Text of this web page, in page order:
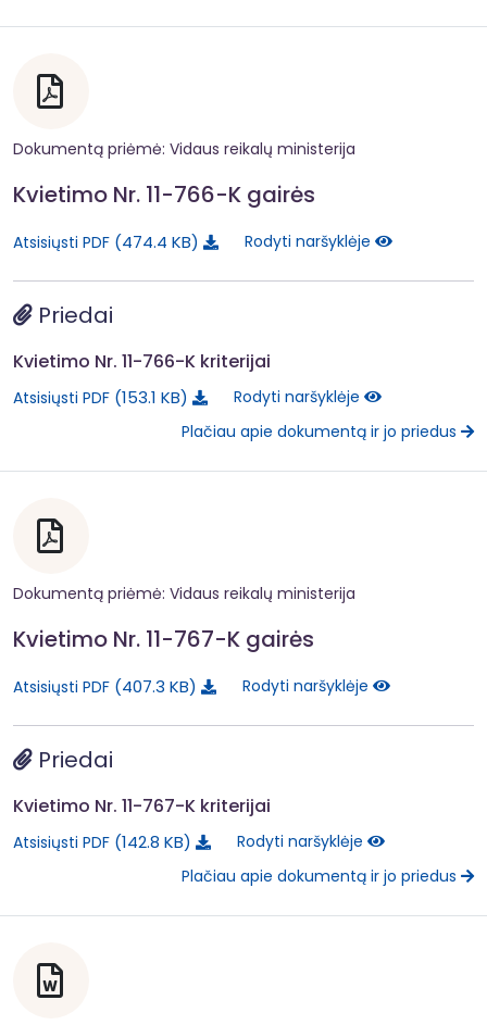
Dokumentą priėmė: Vidaus reikalų ministerija
Kvietimo Nr. 11-766-K gairės
Atsisiųsti PDF 474.4 KB Rodyti naršyklėje
Priedai
Kvietimo Nr. 11-766-K kriterijai
Atsisiųsti PDF 153.1 KB
Rodyti naršyklėje
Plačiau apie dokumentą ir jo priedus
Dokumentą priėmė: Vidaus reikalų ministerija
Kvietimo Nr. 11-767-K gairės
Atsisiųsti PDF 407.3 KB Rodyti naršyklėje
Priedai
Kvietimo Nr. 11-767-K kriterijai
Atsisiųsti PDF 142.8 KB
Rodyti naršyklėje
Plačiau apie dokumentą ir jo priedus